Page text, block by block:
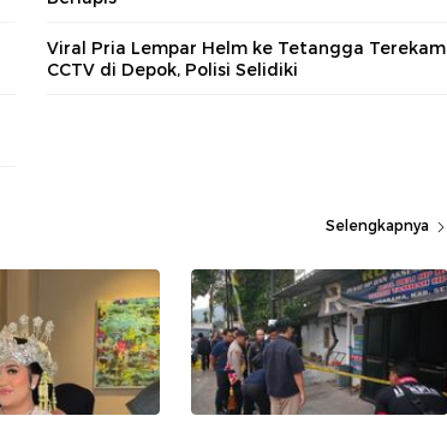
Viral Pria Lempar Helm ke Tetangga Terekam
CCTV di Depok, Polisi Selidiki
Selengkapnya